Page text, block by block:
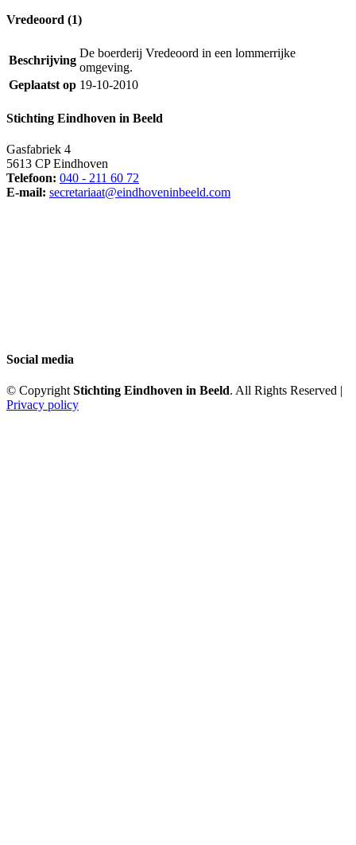
Vredeoord (1)
Beschrijving
De boerderij Vredeoord in een lommerrijke
omgeving.
Geplaatst op 19-10-2010
Stichting Eindhoven in Beeld
Gasfabriek 4
5613 CP Eindhoven
Telefoon: 040 - 211 60 72
E-mail: secretariaat@eindhoveninbeeld.com
Social media
© Copyright Stichting Eindhoven in Beeld. All Rights Reserved |
Privacy policy